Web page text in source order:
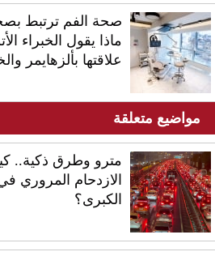
صحة الفم ترتبط
ماذا يقول الخبراء
علاقتها بألزهايمر
مواضيع متعلقة
مترو وطرق ذكية..
الازدحام المروري
الكبرى؟